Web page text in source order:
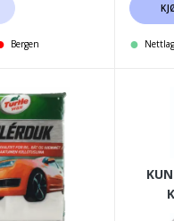
Bergen